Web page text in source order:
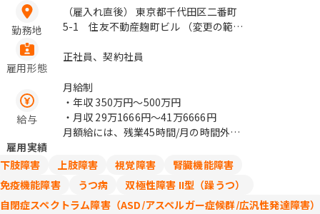
勤務地
（雇入れ直後） 東京都千代田区二番町
5-1 住友不動産麹町ビル （変更の範
よび会社の定める場所（リモートワーク
した場合は出向先の全ての事業所および
出向先の定める場所 ※勤務地・配属先
については、キャリア・能力開発、個別
事情の勘案、または、会社の事業展開上
ます。 / 麹町、半蔵門、市ケ谷、四ツ谷
雇用形態
正社員、契約社員
給与
月給制
・年収 350万円〜500万円
・月収 29万1666円〜41万6666円
月額給には、残業45時間/月の時間外手
雇用実績
下肢障害
上肢障害 視覚障害
腎臓機能障害
免疫機能障害
うつ病
双極性障害 II型（躁うつ）
自閉症スペクトラム障害（ASD/アスペルガー症候群/広汎性発達障害）